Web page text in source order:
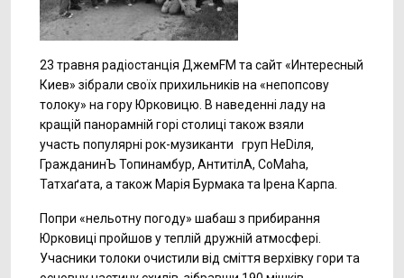
23 травня радіостанція ДжемFM та сайт «Интересный
Киев» зібрали своїх прихильників на «непопсову
толоку» на гору Юрковицю. В наведенні ладу на
кращій панорамній горі столиці також взяли
участь популярні рок-музиканти груп НеDіля,
ГражданинЪ Топинамбур, АнтитілА, CoMaha,
Татхаґата, а також Марія Бурмака та Ірена Карпа.
Попри «нельотну погоду» шабаш з прибирання
Юрковиці пройшов у теплій дружній атмосфері.
Учасники толоки очистили від сміття верхівку гори та